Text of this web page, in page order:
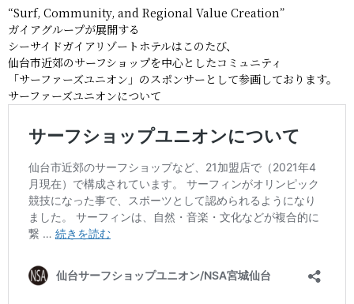
Corporation
-
“Surf, Community, and Regional Value Creation”
ガイアグループが展開する
シーサイドガイアリゾートホテルはこのたび、
仙台市近郊のサーフショップを中心としたコミュニティ
「サーファーズユニオン」のスポンサーとして参画しております。
サーファーズユニオンについて